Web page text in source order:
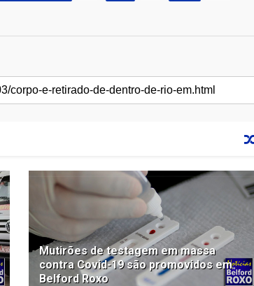
Mutirões de testagem em massa
contra Covid-19 são promovidos em
Belford Roxo